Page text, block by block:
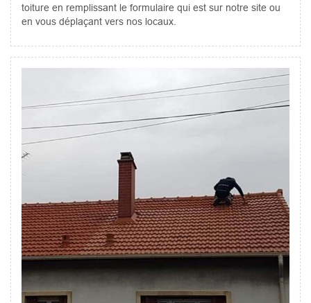
toiture en remplissant le formulaire qui est sur notre site ou
en vous déplaçant vers nos locaux.